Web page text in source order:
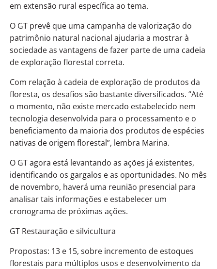
em extensão rural específica ao tema.
O GT prevê que uma campanha de valorização do
patrimônio natural nacional ajudaria a mostrar à
sociedade as vantagens de fazer parte de uma cadeia
de exploração florestal correta.
Com relação à cadeia de exploração de produtos da
floresta, os desafios são bastante diversificados. “Até
o momento, não existe mercado estabelecido nem
tecnologia desenvolvida para o processamento e o
beneficiamento da maioria dos produtos de espécies
nativas de origem florestal”, lembra Marina.
O GT agora está levantando as ações já existentes,
identificando os gargalos e as oportunidades. No mês
de novembro, haverá uma reunião presencial para
analisar tais informações e estabelecer um
cronograma de próximas ações.
GT Restauração e silvicultura
Propostas: 13 e 15, sobre incremento de estoques
florestais para múltiplos usos e desenvolvimento da